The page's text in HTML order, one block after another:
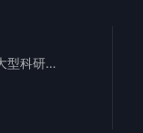
国家共享平台（重大基础设施和大型科研仪器）